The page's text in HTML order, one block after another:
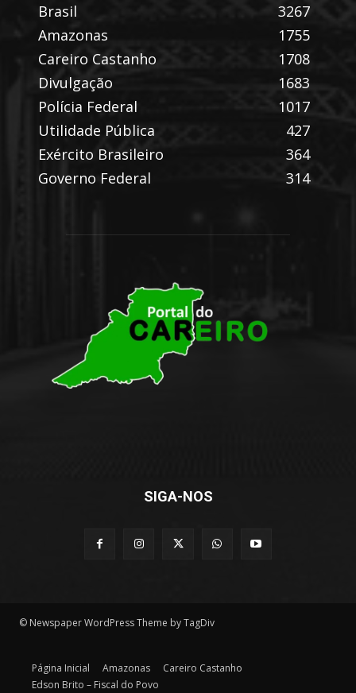
Brasil
3267
Amazonas
1755
Careiro Castanho
1708
Divulgação
1683
Polícia Federal
1017
Utilidade Pública
427
Exército Brasileiro
364
Governo Federal
314
SIGA-NOS
© Newspaper WordPress Theme by TagDiv
Página Inicial Amazonas
Careiro Castanho
Edson Brito – Fiscal do Povo